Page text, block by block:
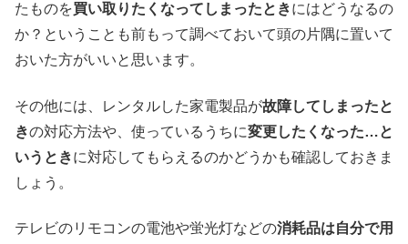
たものを買い取りたくなってしまったときにはどうなるの
か？ということも前もって調べておいて頭の片隅に置いて
おいた方がいいと思います。
その他には、レンタルした家電製品が故障してしまったと
きの対応方法や、使っているうちに変更したくなった…と
いうときに対応してもらえるのかどうかも確認しておきま
しょう。
テレビのリモコンの電池や蛍光灯などの消耗品は自分で用